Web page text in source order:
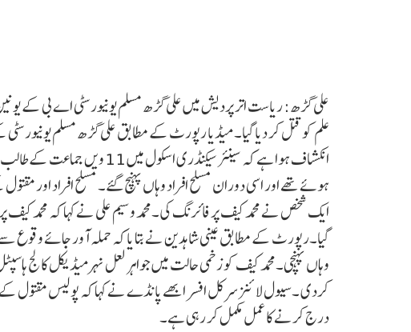
علم کو قتل کر دیا گیا۔ میڈیا رپورٹ کے مطابق علی گڑھ مسلم یونیورسٹی
انکشاف ہوا ہے کہ سینئر سیکنڈری
ہوئے تھے اور اسی دوران مسلح افراد وہاں پہنچ گئے۔ مسلح افراد اور
ایک شخص نے محمد کیف پر فائرنگ کی۔محمد وسیم علی نے کہا کہ محمد
گیا۔رپورٹ کے مطابق عینی شاہدین نے بتا یا کہ حملہ آور جائے وقوع سے
وہاں پہنچی۔محمد کیف کو زخمی حالت میں جواہر لعل نہر میڈیکل کالج
کردی ۔سیول لائنز سرکل افسر ابھے پانڈے نے کہا کہ پولیس مقتول
درج کرنے کا عمل مکمل کر رہی ہے۔